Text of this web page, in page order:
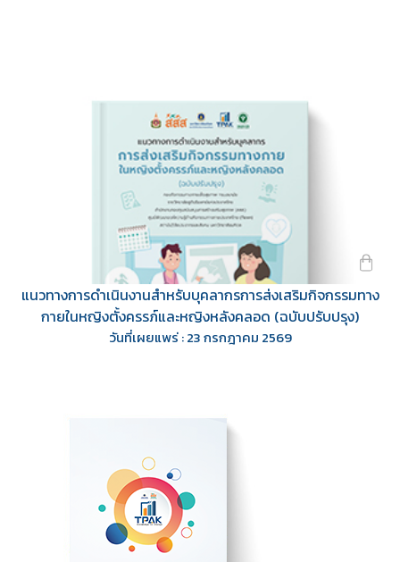
5 ชุด
แนวทางการดำเนินงานสำหรับบุคลากรการส่งเสริมกิจกรรมทาง
กายในหญิงตั้งครรภ์และหญิงหลังคลอด (ฉบับปรับปรุง)
วันที่เผยแพร่ : 23 กรกฎาคม 2569